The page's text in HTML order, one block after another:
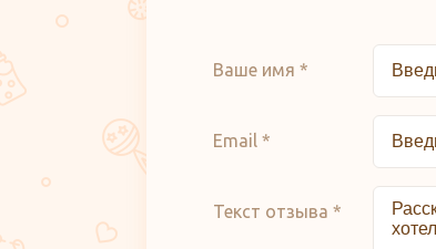
Ваше имя *
Email *
Текст отзыва *